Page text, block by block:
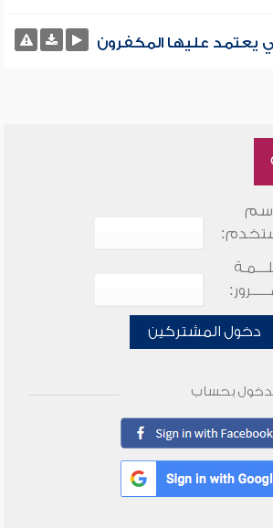
يعتمد عليها المكفرون
دخول المشتركين
بحساب